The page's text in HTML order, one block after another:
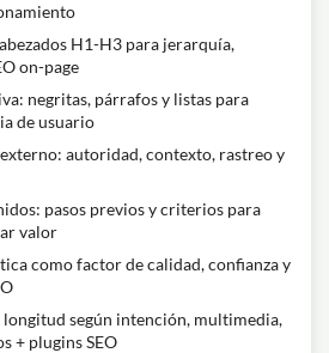
H1-H3 para jerarquía,
on-page
negritas, párrafos y listas para
de usuario
autoridad, contexto, rastreo y
pasos previos y criterios para
valor
como factor de calidad, confianza y
según intención, multimedia,
+ plugins SEO